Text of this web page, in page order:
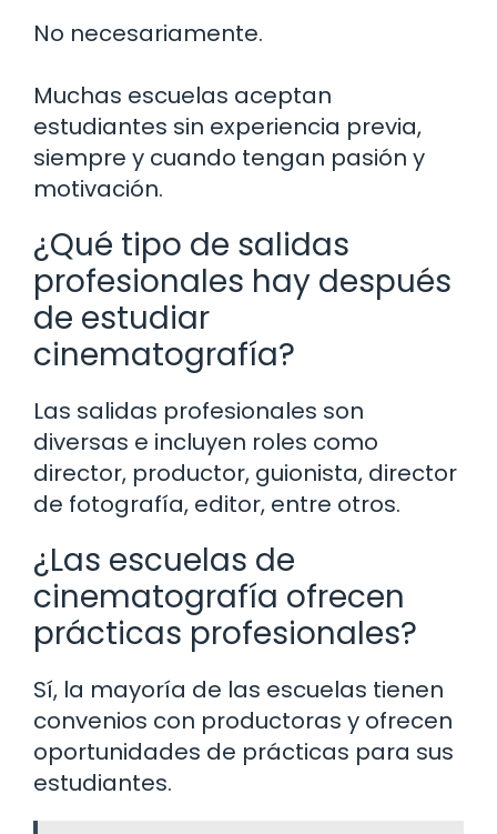
No necesariamente.
Muchas escuelas aceptan
estudiantes sin experiencia previa,
siempre y cuando tengan pasión y
motivación.
¿Qué tipo de salidas
profesionales hay después
de estudiar
cinematografía?
Las salidas profesionales son
diversas e incluyen roles como
director, productor, guionista, director
de fotografía, editor, entre otros.
¿Las escuelas de
cinematografía ofrecen
prácticas profesionales?
Sí, la mayoría de las escuelas tienen
convenios con productoras y ofrecen
oportunidades de prácticas para sus
estudiantes.